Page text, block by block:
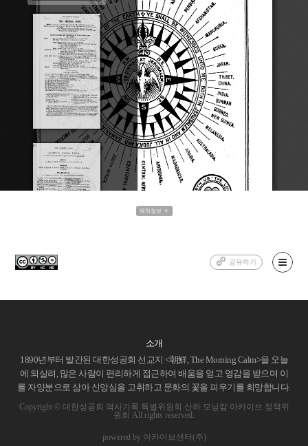
목차정보
공유하기
소개
1890년부터 발간된 대한성공회 선교지 <朝鮮, The Morning Calm>을 오늘
에 되살려, 많은 사람이 편리하게 접근하여 배움을 얻고 영감을 받으며 이
를 자양분으로 삼아 신앙심을 고취하고 문화의 꽃을 피우기를 희망합니다.
Copyright © 대한성공회 역사기록 특별위원회 산하 모닝캄 아카이브 정책위
원회 All rights reserved.
powered by 아카이브센터(주)